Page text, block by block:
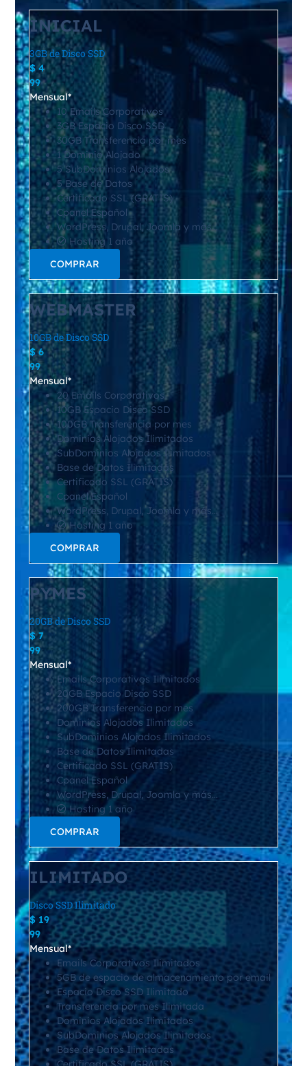
INICIAL
3GB de Disco SSD
$ 4
99
Mensual*
10 Emails Corporativos
3GB Espacio Disco SSD
30GB Transferencia por mes
1 Dominio Alojado
5 SubDominios Alojados
5 Base de Datos
Certificado SSL (GRATIS)
Cpanel Español
WordPress, Drupal, Joomla y más…
Hosting 1 año
COMPRAR
WEBMASTER
10GB de Disco SSD
$ 6
99
Mensual*
20 Emails Corporativos
10GB Espacio Disco SSD
100GB Transferencia por mes
Dominios Alojados Ilimitados
SubDominios Alojados Ilimitados
Base de Datos Ilimitadas
Certificado SSL (GRATIS)
Cpanel Español
WordPress, Drupal, Joomla y más…
Hosting 1 año
COMPRAR
PYMES
20GB de Disco SSD
$ 7
99
Mensual*
Emails Corporativos Ilimitados
20GB Espacio Disco SSD
200GB Transferencia por mes
Dominios Alojados Ilimitados
SubDominios Alojados Ilimitados
Base de Datos Ilimitadas
Certificado SSL (GRATIS)
Cpanel Español
WordPress, Drupal, Joomla y más…
Hosting 1 año
COMPRAR
ILIMITADO
Disco SSD Ilimitado
$ 19
99
Mensual*
Emails Corporativos Ilimitados
5GB de espacio de almacenamiento por email​
Espacio Disco SSD Ilimitado
Transferencia por mes Ilimitada
Dominios Alojados Ilimitados
SubDominios Alojados Ilimitados
Base de Datos Ilimitadas